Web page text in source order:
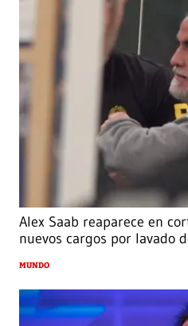
Alex Saab reaparece en
nuevos cargos por lavado
MUNDO